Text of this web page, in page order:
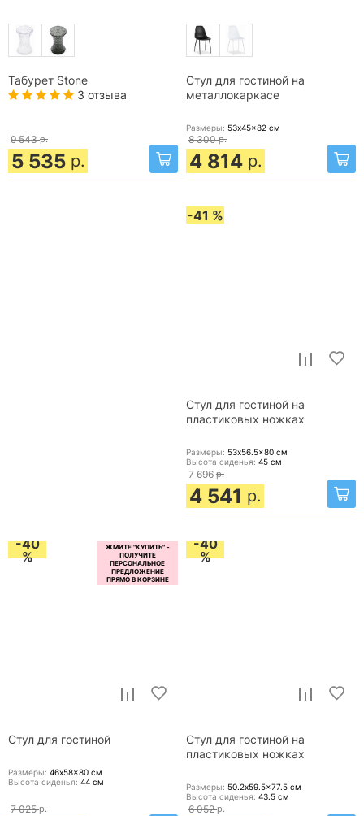
Табурет Stone
3 отзыва
9 543 р.
5 535 р.
Стул для гостиной на
металлокаркасе
Размеры: 53x45x82 см
8 300 р.
4 814 р.
-41 %
Стул для гостиной на
пластиковых ножках
Размеры: 53x56.5x80 см
Высота сиденья: 45 см
7 696 р.
4 541 р.
-40
%
Стул для гостиной
Размеры: 46x58x80 см
Высота сиденья: 44 см
7 025 р.
-40
%
Стул для гостиной на
пластиковых ножках
Размеры: 50.2x59.5x77.5 см
Высота сиденья: 43.5 см
6 052 р.